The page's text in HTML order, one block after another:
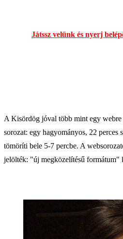
Játssz velünk és nyerj
A Kisördög jóval több mint egy
sorozat: egy hagyományos, 22 perces
tömöríti bele 5-7 percbe. A
jelölték: "új megközelítésű formátum"